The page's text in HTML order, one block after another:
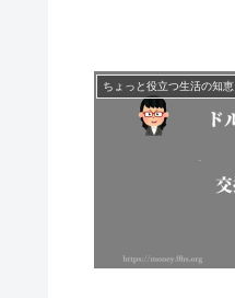
ちょっと役立つ生活の知恵